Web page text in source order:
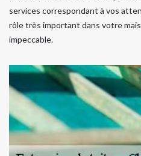
services correspondant à vos
rôle très important dans votre
impeccable.